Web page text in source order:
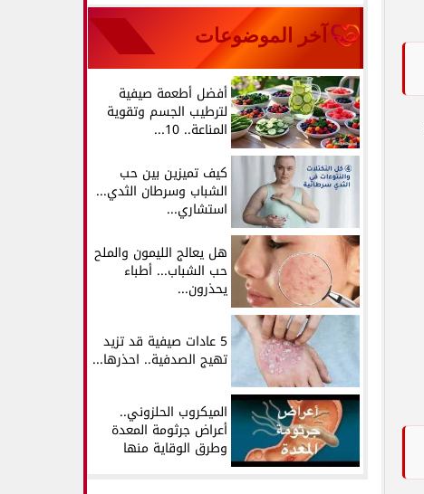
آخر الموضوعات
أفضل أطعمة صيفية
لترطيب الجسم وتقوية
المناعة.. 10...
كيف تميزين بين حب
الشباب وسرطان الثدي...
استشاري...
هل يعالج الليمون والملح
حب الشباب... أطباء
يحذرون...
5 عادات صيفية قد تزيد
تهيج الصدفية.. احذرها...
الميكروب الحلزوني..
أعراض جرثومة المعدة
وطرق الوقاية منها